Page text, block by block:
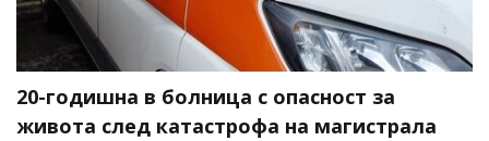
20-годишна в болница с опасност за
живота след катастрофа на магистрала